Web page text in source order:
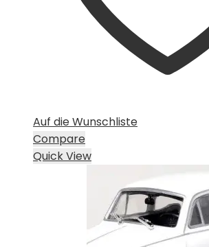
Auf die Wunschliste
Compare
Quick View